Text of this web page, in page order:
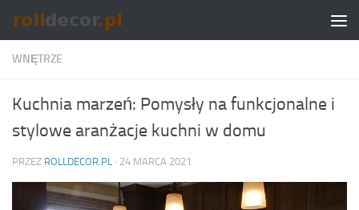
Skip to content
WNĘTRZE
Kuchnia marzeń: Pomysły na funkcjonalne i
stylowe aranżacje kuchni w domu
PRZEZ ROLLDECOR.PL · 24 MARCA 2021